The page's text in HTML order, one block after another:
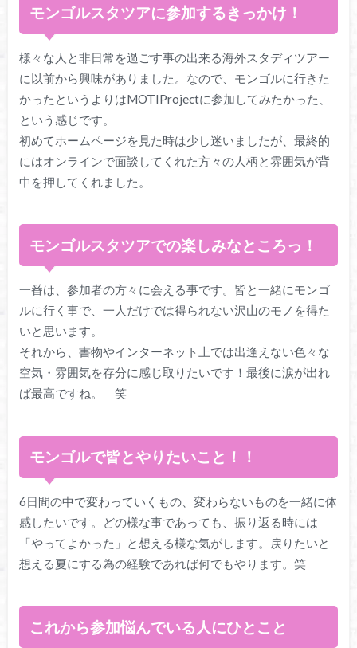
モンゴルスタツアに参加するきっかけ！
様々な人と非日常を過ごす事の出来る海外スタディツアー
に以前から興味がありました。なので、モンゴルに行きた
かったというよりはMOTIProjectに参加してみたかった、
という感じです。
初めてホームページを見た時は少し迷いましたが、最終的
にはオンラインで面談してくれた方々の人柄と雰囲気が背
中を押してくれました。
モンゴルスタツアでの楽しみなところっ！
一番は、参加者の方々に会える事です。皆と一緒にモンゴ
ルに行く事で、一人だけでは得られない沢山のモノを得た
いと思います。
それから、書物やインターネット上では出逢えない色々な
空気・雰囲気を存分に感じ取りたいです！最後に涙が出れ
ば最高ですね。 笑
モンゴルで皆とやりたいこと！！
6日間の中で変わっていくもの、変わらないものを一緒に体
感したいです。どの様な事であっても、振り返る時には
「やってよかった」と想える様な気がします。戻りたいと
想える夏にする為の経験であれば何でもやります。笑
これから参加悩んでいる人にひとこと